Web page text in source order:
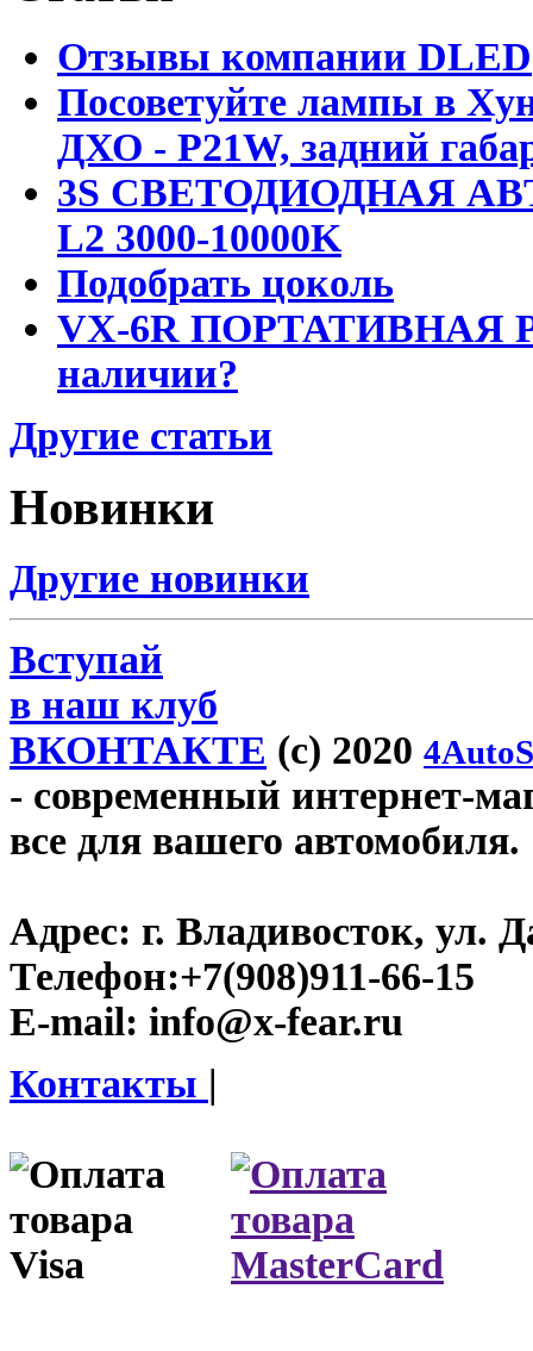
Отзывы компании DLED
Посоветуйте лампы в
ДХО - P21W, задний
3S СВЕТОДИОДНАЯ
L2 3000-10000K
Подобрать цоколь
VX-6R ПОРТАТИВНАЯ
наличии?
Другие статьи
Новинки
Другие новинки
Вступай
в наш клуб
ВКОНТАКТЕ (c) 2020
- современный интернет-
все для вашего автомобиля.
Адрес: г. Владивосток, ул.
Телефон:+7(908)911-66-15
E-mail: info@x-fear.ru
Контакты |